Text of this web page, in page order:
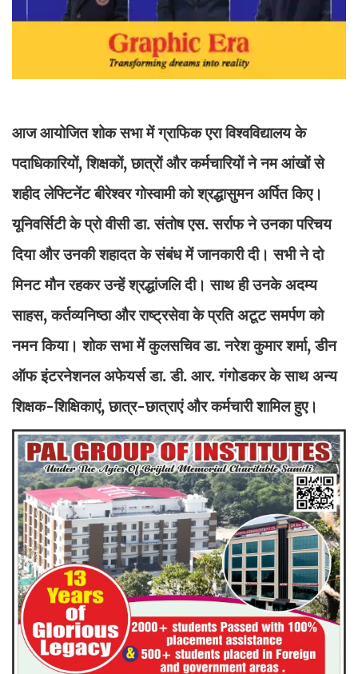
आज आयोजित शोक सभा में ग्राफिक एरा विश्वविद्यालय के
पदाधिकारियों, शिक्षकों, छात्रों और कर्मचारियों ने नम आंखों से
शहीद लेफ्टिनेंट बीरेश्वर गोस्वामी को श्रद्धासुमन अर्पित किए।
यूनिवर्सिटी के प्रो वीसी डा. संतोष एस. सर्राफ ने उनका परिचय
दिया और उनकी शहादत के संबंध में जानकारी दी। सभी ने दो
मिनट मौन रहकर उन्हें श्रद्धांजलि दी। साथ ही उनके अदम्य
साहस, कर्तव्यनिष्ठा और राष्ट्रसेवा के प्रति अटूट समर्पण को
नमन किया। शोक सभा में कुलसचिव डा. नरेश कुमार शर्मा, डीन
ऑफ इंटरनेशनल अफेयर्स डा. डी. आर. गंगोडकर के साथ अन्य
शिक्षक-शिक्षिकाएं, छात्र-छात्राएं और कर्मचारी शामिल हुए।